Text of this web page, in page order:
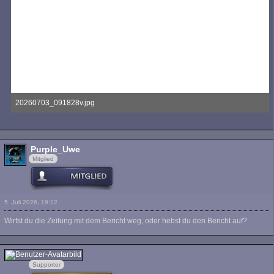
20260703_091828v.jpg
Purple_Uwe
Mitglied
5. Juli 2026, 19:22
Wirfst du die Zeitung mit dem Bericht weg, oder hebst du den Bericht auf?
Tute
Supporter